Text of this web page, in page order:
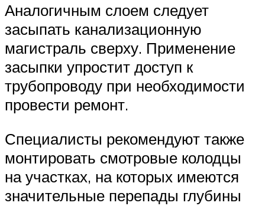
Аналогичным слоем следует
засыпать канализационную
магистраль сверху. Применение
засыпки упростит доступ к
трубопроводу при необходимости
провести ремонт.
Специалисты рекомендуют также
монтировать смотровые колодцы
на участках, на которых имеются
значительные перепады глубины